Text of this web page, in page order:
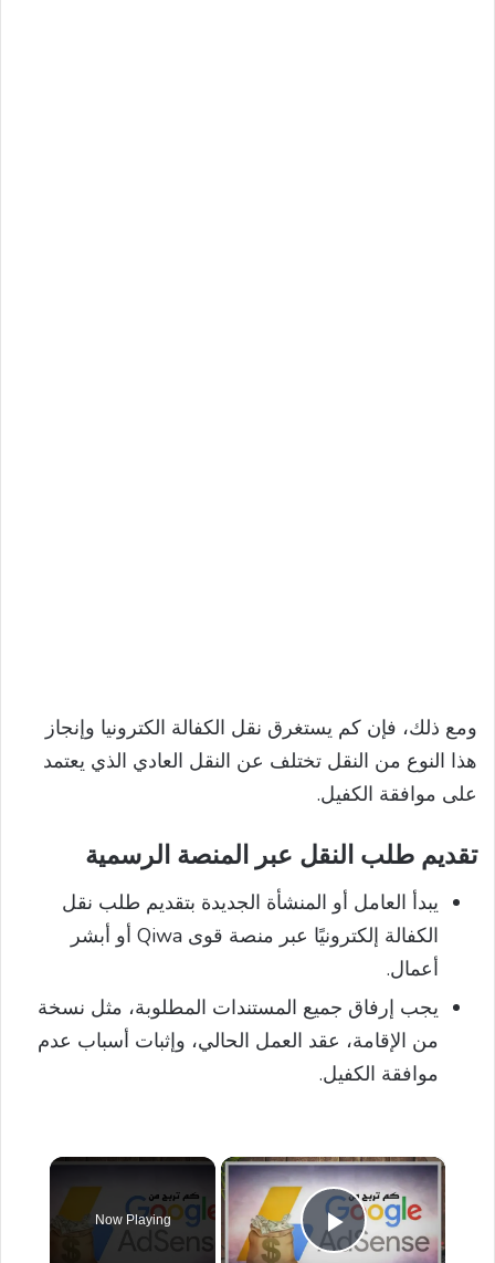
ومع ذلك، فإن كم يستغرق نقل الكفالة الكترونيا وإنجاز
هذا النوع من النقل تختلف عن النقل العادي الذي يعتمد
على موافقة الكفيل.
تقديم طلب النقل عبر المنصة الرسمية
يبدأ العامل أو المنشأة الجديدة بتقديم طلب نقل
الكفالة إلكترونيًا عبر منصة قوى Qiwa أو أبشر
أعمال.
يجب إرفاق جميع المستندات المطلوبة، مثل نسخة
من الإقامة، عقد العمل الحالي، وإثبات أسباب عدم
موافقة الكفيل.
×
Play Video
Now Playing